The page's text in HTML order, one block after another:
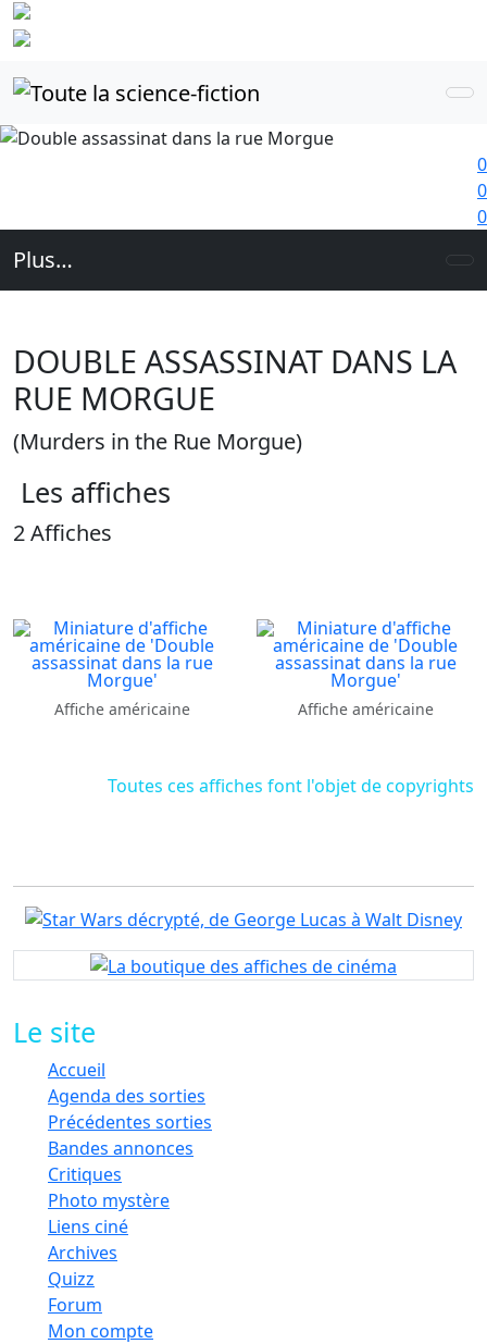
0
0
0
Plus…
DOUBLE ASSASSINAT DANS LA
RUE MORGUE
(Murders in the Rue Morgue)
Les affiches
2 Affiches
Affiche américaine Affiche américaine
Toutes ces affiches font l'objet de copyrights
Le site
Accueil
Agenda des sorties
Précédentes sorties
Bandes annonces
Critiques
Photo mystère
Liens ciné
Archives
Quizz
Forum
Mon compte